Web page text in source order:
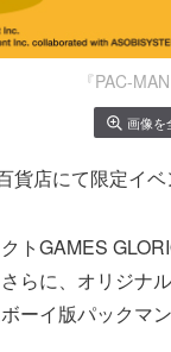
『PAC-
画像を
店にて限定イ
トGAMES
らに、オリジナ
ーイ版パックマン